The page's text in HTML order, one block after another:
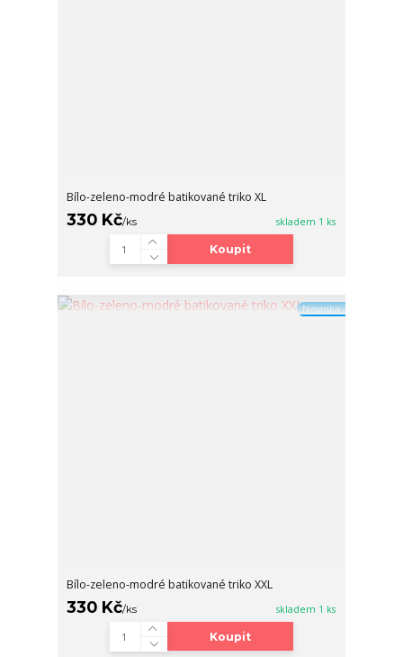
Bílo-zeleno-modré batikované triko XL
330 Kč/ks skladem 1 ks
Koupit
Novinka
Bílo-zeleno-modré batikované triko XXL
330 Kč/ks skladem 1 ks
Koupit